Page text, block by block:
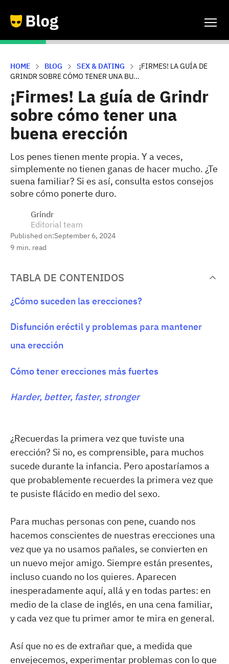
HOME BLOG SEX & DATING
¡FIRMES! LA GUÍA DE
GRINDR SOBRE CÓMO TENER UNA BU...
¡Firmes! La guía de Grindr
sobre cómo tener una
buena erección
Los penes tienen mente propia. Y a veces,
simplemente no tienen ganas de hacer mucho. ¿Te
suena familiar? Si es así, consulta estos consejos
sobre cómo ponerte duro.
Grindr
Editorial team
Published on:September 6, 2024
9 min. read
TABLA DE CONTENIDOS
¿Cómo suceden las erecciones?
Disfunción eréctil y problemas para mantener
una erección
Cómo tener erecciones más fuertes
Harder, better, faster, stronger
¿Recuerdas la primera vez que tuviste una
erección? Si no, es comprensible, para muchos
sucede durante la infancia. Pero apostaríamos a
que probablemente recuerdes la primera vez que
te pusiste flácido en medio del sexo.
Para muchas personas con pene, cuando nos
hacemos conscientes de nuestras erecciones una
vez que ya no usamos pañales, se convierten en
un nuevo mejor amigo. Siempre están presentes,
incluso cuando no los quieres. Aparecen
inesperadamente aquí, allá y en todas partes: en
medio de la clase de inglés, en una cena familiar,
y cada vez que tu primer amor te mira en general.
Así que no es de extrañar que, a medida que
envejecemos, experimentar problemas con lo que